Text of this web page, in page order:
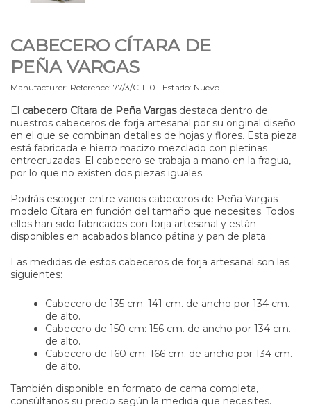
CABECERO CÍTARA DE
PEÑA VARGAS
Manufacturer: Reference: 77/3/CIT-0 Estado: Nuevo
El cabecero Cítara de Peña Vargasdestaca dentro de
nuestros cabeceros de forja artesanal por su original diseño
en el que se combinan detalles de hojas y flores. Esta pieza
está fabricada e hierro macizo mezclado con pletinas
entrecruzadas. El cabecero se trabaja a mano en la fragua,
por lo que no existen dos piezas iguales.
Podrás escoger entre varios cabeceros de Peña Vargas
modelo Cítara en función del tamaño que necesites. Todos
ellos han sido fabricados con forja artesanal y están
disponibles en acabados blanco pátina y pan de plata.
Las medidas de estos cabeceros de forja artesanal son las
siguientes:
Cabecero de 135 cm: 141 cm. de ancho por 134 cm.
de alto.
Cabecero de 150 cm: 156 cm. de ancho por 134 cm.
de alto.
Cabecero de 160 cm: 166 cm. de ancho por 134 cm.
de alto.
También disponible en formato de cama completa,
consúltanos su precio según la medida que necesites.